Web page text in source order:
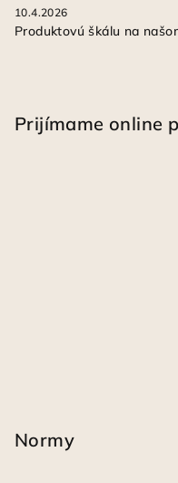
10.4.2026
Produktovú škálu na
Prijímame online
Normy